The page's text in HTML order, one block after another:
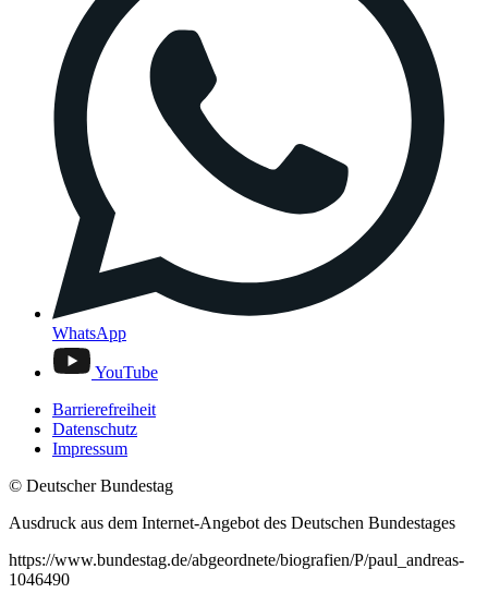
WhatsApp
YouTube
Barrierefreiheit
Datenschutz
Impressum
© Deutscher Bundestag
Ausdruck aus dem Internet-Angebot des Deutschen Bundestages
https://www.bundestag.de/abgeordnete/biografien/P/paul_andreas-
1046490